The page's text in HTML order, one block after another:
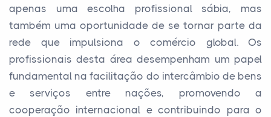
apenas uma escolha profissional sábia, mas
também uma oportunidade de se tornar parte da
rede que impulsiona o comércio global. Os
profissionais desta área desempenham um papel
fundamental na facilitação do intercâmbio de bens
e serviços entre nações, promovendo a
cooperação internacional e contribuindo para o